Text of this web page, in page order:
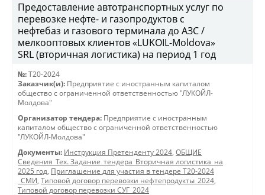
Предоставление автотранспортных услуг по
перевозке нефте- и газопродуктов с
нефтебаз и газового терминала до АЗС /
мелкооптовых клиентов «LUKOIL-Moldova»
SRL (вторичная логистика) на период 1 год
№: T20-2024
Заказчик(и): Предприятие с иностранным капиталом
общество с ограниченной ответственностью "ЛУКОЙЛ-
Молдова"
Организатор тендера: Предприятие с иностранным
капиталом общество с ограниченной ответственностью
"ЛУКОЙЛ-Молдова"
Документы: Инструкция Претенденту 2024, ОБЩИЕ
Сведения_Тех. Задание_тендера_Вторичная логистика_на
2025 год, Приглашение для участия в тендере Т20-2024
_СМИ, Типовой договор перевозки нефтепродукты_2024,
Типовой договор перевозки СУГ_2024